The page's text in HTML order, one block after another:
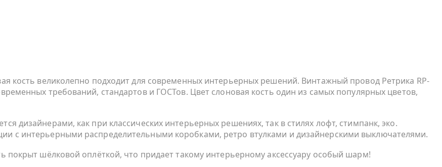
кость великолепно подходит для современных интерьерных решений. Винтажный провод Ретрика RP-
требований, стандартов и ГОСТов. Цвет слоновая кость один из самых популярных цветов,
дизайнерами, как при классических интерьерных решениях, так в стилях лофт, стимпанк, эко.
с интерьерными распределительными коробками, ретро втулками и дизайнерскими выключателями.
покрыт шёлковой оплёткой, что придает такому интерьерному аксессуару особый шарм!